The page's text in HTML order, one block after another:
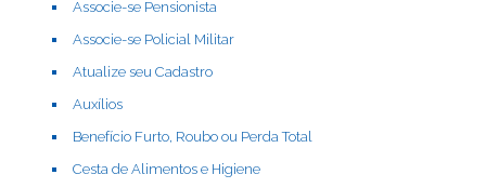
Associe-se Pensionista
Associe-se Policial Militar
Atualize seu Cadastro
Auxílios
Benefício Furto, Roubo ou Perda Total
Cesta de Alimentos e Higiene